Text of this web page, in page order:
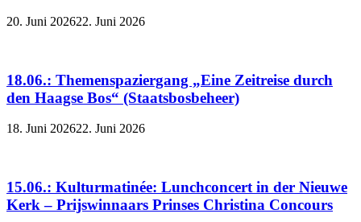
20. Juni 202622. Juni 2026
18.06.: Themenspaziergang „Eine Zeitreise durch
den Haagse Bos“ (Staatsbosbeheer)
18. Juni 202622. Juni 2026
15.06.: Kulturmatinée: Lunchconcert in der Nieuwe
Kerk – Prijswinnaars Prinses Christina Concours